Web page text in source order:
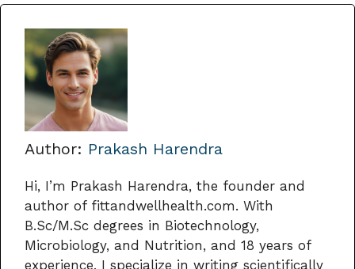
Author: Prakash Harendra
Hi, I’m Prakash Harendra, the founder and
author of fittandwellhealth.com. With
B.Sc/M.Sc degrees in Biotechnology,
Microbiology, and Nutrition, and 18 years of
experience, I specialize in writing scientifically